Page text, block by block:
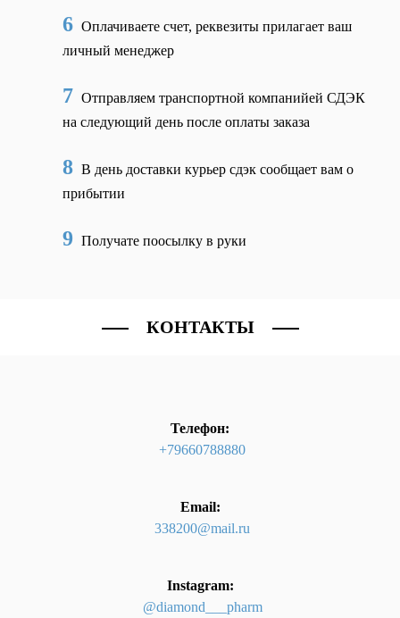
6 Оплачиваете счет, реквезиты прилагает ваш
личный менеджер
7 Отправляем транспортной компанийей СДЭК
на следующий день после оплаты заказа
8 В день доставки курьер сдэк сообщает вам о
прибытии
9 Получате поосылку в руки
КОНТАКТЫ
Телефон:
+79660788880
Email:
338200@mail.ru
Instagram:
@diamond___pharm